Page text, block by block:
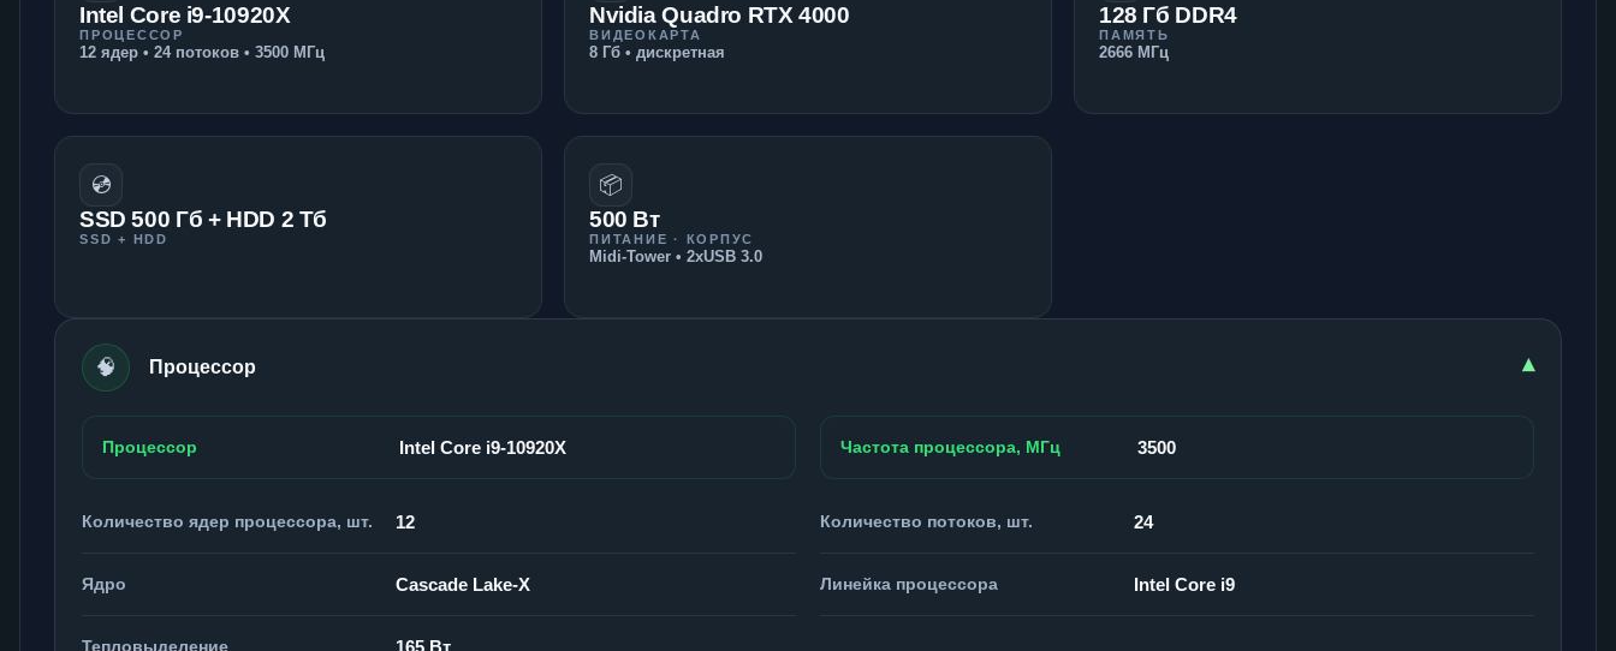
Intel Core i9-10920X
ПРОЦЕССОР
12 ядер • 24 потоков • 3500 МГц
Nvidia Quadro RTX 4000
ВИДЕОКАРТА
8 Гб • дискретная
128 Гб DDR4
ПАМЯТЬ
2666 МГц
💿
SSD 500 Гб + HDD 2 Тб
SSD + HDD
📦
500 Вт
ПИТАНИЕ · КОРПУС
Midi-Tower • 2xUSB 3.0
🧠 Процессор ▾
Процессор Intel Core i9-10920X Частота процессора, МГц 3500
Количество ядер процессора, шт. 12 Количество потоков, шт. 24
Ядро Cascade Lake-X Линейка процессора Intel Core i9
Тепловыделение 165 Вт